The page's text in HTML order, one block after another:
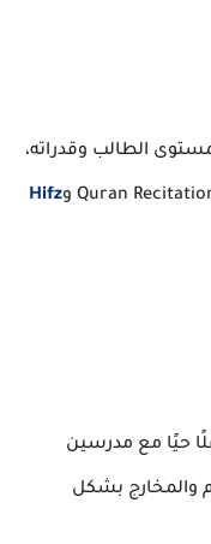
الطالب وقدراته،
Quran وHifz
حيًا مع مدرسين
والمخارج بشكل